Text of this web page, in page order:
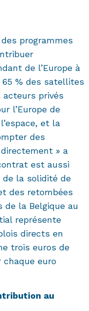
programmes
de l’Europe à
65 % des satellites
privés
l’Europe de
et la
des
» a
est aussi
la solidité de
des retombées
de la Belgique au
représente
directs en
trois euros de
chaque euro
au